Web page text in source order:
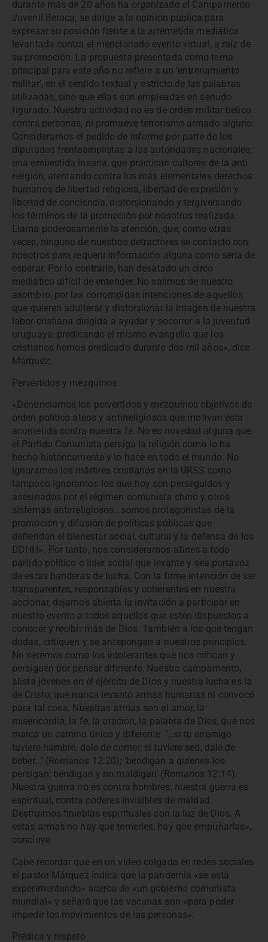
durante más de 20 años ha organizado el Campamento
Juvenil Beraca, se dirige a la opinión pública para
expresar su posición frente a la arremetida mediática
levantada contra el mencionado evento virtual, a raíz de
su promoción. La propuesta presentada como tema
principal para este año no refiere a un ‘entrenamiento
militar’, en el sentido textual y estricto de las palabras
utilizadas, sino que ellas son empleadas en sentido
figurado. Nuestra actividad no es de orden militar bélico
contra personas, ni promueve terrorismo armado alguno.
Consideramos el pedido de informe por parte de los
diputados frenteamplistas a las autoridades nacionales,
una embestida insana, que practican cultores de la anti
religión, atentando contra los más elementales derechos
humanos de libertad religiosa, libertad de expresión y
libertad de conciencia, distorsionando y tergiversando
los términos de la promoción por nosotros realizada.
Llama poderosamente la atención, que, como otras
veces, ninguno de nuestros detractores se contactó con
nosotros para requerir información alguna como sería de
esperar. Por lo contrario, han desatado un circo
mediático difícil de entender. No salimos de nuestro
asombro, por las corrompidas intenciones de aquellos
que quieren adulterar y distorsionar la imagen de nuestra
labor cristiana dirigida a ayudar y socorrer a la juventud
uruguaya, predicando el mismo evangelio que los
cristianos hemos predicado durante dos mil años», dice
Márquez.
Pervertidos y mezquinos
«Denunciamos los pervertidos y mezquinos objetivos de
orden político ateos y antirreligiosos que motivan esta
acometida contra nuestra fe. No es novedad alguna que
el Partido Comunista persiga la religión como lo ha
hecho históricamente y lo hace en todo el mundo. No
ignoramos los mártires cristianos en la URSS como
tampoco ignoramos los que hoy son perseguidos y
asesinados por el régimen comunista chino y otros
sistemas antirreligiosos…somos protagonistas de la
promoción y difusión de políticas públicas que
defiendan el bienestar social, cultural y la defensa de los
DDHH». Por tanto, nos consideramos afines a todo
partido político o líder social que levante y sea portavoz
de estas banderas de lucha. Con la firme intención de ser
transparentes, responsables y coherentes en nuestra
accionar, dejamos abierta la invitación a participar en
nuestro evento a todos aquellos que estén dispuestos a
conocer y recibir más de Dios. También a los que tengan
dudas, critiquen y se antepongan a nuestros principios.
No seremos como los intolerantes que nos critican y
persiguen por pensar diferente. Nuestro campamento,
alista jóvenes en el ejército de Dios y nuestra lucha es la
de Cristo, que nunca levantó armas humanas ni convocó
para tal cosa. Nuestras armas son el amor, la
misericordia, la fe, la oración, la palabra de Dios, que nos
marca un camino único y diferente: ‘…si tu enemigo
tuviere hambre, dale de comer; si tuviere sed, dale de
beber…’ (Romanos 12:20); ‘bendigan a quienes los
persigan; bendigan y no maldigan’ (Romanos 12:14).
Nuestra guerra no es contra hombres, nuestra guerra es
espiritual, contra poderes invisibles de maldad.
Destruimos tinieblas espirituales con la luz de Dios. A
estas armas no hay que temerles, hay que empuñarlas»,
concluye.
Cabe recordar que en un video colgado en redes sociales
el pastor Márquez indica que la pandemia «se está
experimentando» acerca de «un gobierno comunista
mundial» y señaló que las vacunas son «para poder
impedir los movimientos de las personas».
Prédica y respeto